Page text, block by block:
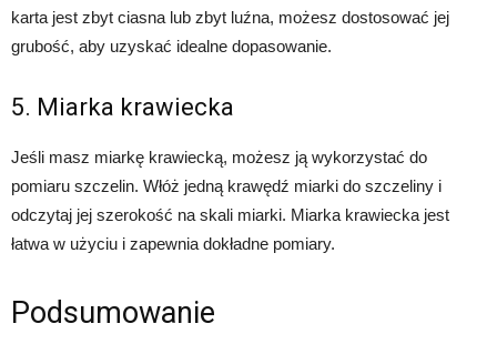
karta jest zbyt ciasna lub zbyt luźna, możesz dostosować jej
grubość, aby uzyskać idealne dopasowanie.
5. Miarka krawiecka
Jeśli masz miarkę krawiecką, możesz ją wykorzystać do
pomiaru szczelin. Włóż jedną krawędź miarki do szczeliny i
odczytaj jej szerokość na skali miarki. Miarka krawiecka jest
łatwa w użyciu i zapewnia dokładne pomiary.
Podsumowanie